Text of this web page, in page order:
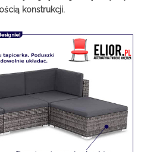
konstrukcji.